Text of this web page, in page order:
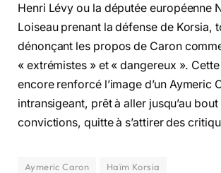
Henri Lévy ou la députée européenne
Loiseau prenant la défense de Korsia,
dénonçant les propos de Caron
« extrémistes » et « dangereux ».
encore renforcé l’image d’un Aymeric
intransigeant, prêt à aller jusqu’au bout
convictions, quitte à s’attirer des
Aymeric Caron Haïm Korsia